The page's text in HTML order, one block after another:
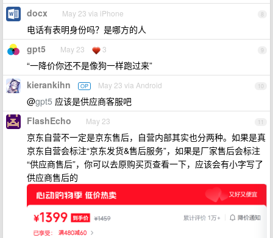
8
docx May 23 via iPhone
电话有表明身份吗？是哪方的人
9
gpt5 May 23 3
“一降价你还不是像狗一样跑过来”
10
kierankihn OP May 23 via Android
@gpt5 应该是供应商客服吧
11
FlashEcho May 23
京东自营不一定是京东售后，自营内部其实也分两种。如果是真
京东自营会标注“京东发货&售后服务”，如果是厂家售后会标注
“供应商售后”，你可以去原购买页查看一下，应该会有小字写了
供应商售后的